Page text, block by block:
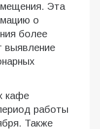
Эта
о
более
выявление
кафе
работы
Также